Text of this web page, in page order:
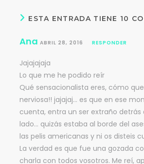
ESTA ENTRADA TIENE 10
Ana ABRIL 28, 2016 RESPONDER
Jajajajaja
Lo que me he podido reír
Qué sensacionalista eres, cómo
nerviosa!! jajajaj… es que en ese
cuenta, entra un ser extraño detrás
lado… quizás estaba al borde del
las pelis americanas y ni os disteis
La verdad es que fue una gozada
charla con todos vosotros. Me reí,